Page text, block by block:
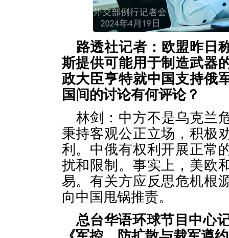
路透社记者：欧盟昨日
斯提供可能用于制造武器
政大臣亨特就中国支持俄
国间的讨论有何评论？
林剑：中方不是乌克兰
秉持客观公正立场，积极
利。中俄有权利开展正常
扰和限制。事实上，美欧
易。有关方应反思危机根
向中国甩锅推责。
总台华语环球节目中心